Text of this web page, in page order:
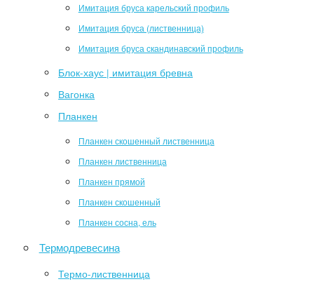
Имитация бруса карельский профиль
Имитация бруса (лиственница)
Имитация бруса скандинавский профиль
Блок-хаус | имитация бревна
Вагонка
Планкен
Планкен скошенный лиственница
Планкен лиственница
Планкен прямой
Планкен скошенный
Планкен сосна, ель
Термодревесина
Термо-лиственница